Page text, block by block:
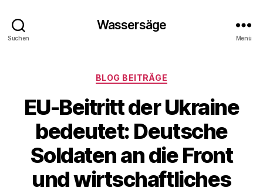
Suchen
Wassersäge
Menü
Kategorien
BLOG BEITRÄGE
EU-Beitritt der Ukraine
bedeutet: Deutsche
Soldaten an die Front
und wirtschaftliches